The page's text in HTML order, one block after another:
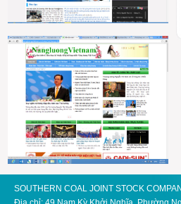
SOUTHERN COAL JOINT STOCK